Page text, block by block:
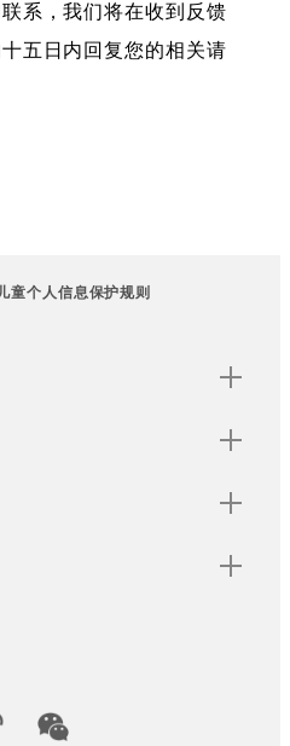
系，我们将在收到反馈
五日内回复您的相关请
童个人信息保护规则
Accounts